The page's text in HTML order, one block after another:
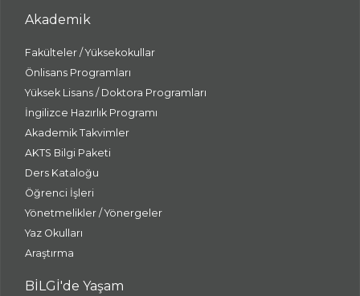
Akademik
Fakülteler / Yüksekokullar
Önlisans Programları
Yüksek Lisans / Doktora Programları
İngilizce Hazırlık Programı
Akademik Takvimler
AKTS Bilgi Paketi
Ders Kataloğu
Öğrenci İşleri
Yönetmelikler / Yönergeler
Yaz Okulları
Araştırma
BİLGİ'de Yaşam